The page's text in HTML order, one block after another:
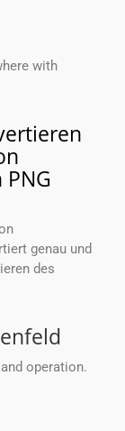
with
genau und
des
operation.